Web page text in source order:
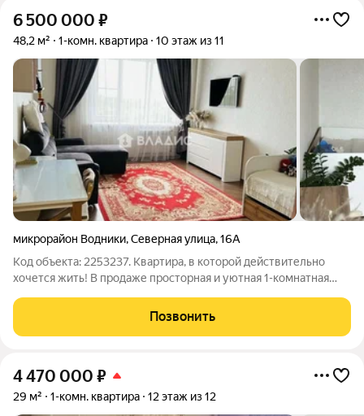
6 500 000 ₽
48,2 м² 1-комн. квартира 10 этаж из 11
микрорайон Водники,Северная улица,16А
Код объекта: 2253237. Квартира, в которой действительно
хочется жить! В продаже просторная и уютная 1-комнатная
большая застеклённой лоджия. Дом кирпичный, 2011 года
Позвонить
4 470 000 ₽
29 м² 1-комн. квартира 12 этаж из 12